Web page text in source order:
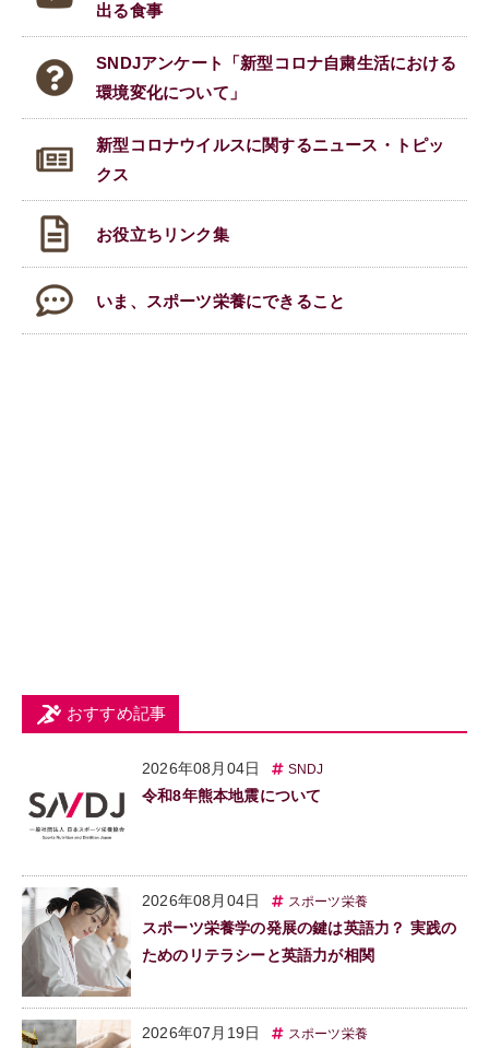
出る食事
SNDJアンケート「新型コロナ自粛生活における
環境変化について」
新型コロナウイルスに関するニュース・トピッ
クス
お役立ちリンク集
いま、スポーツ栄養にできること
おすすめ記事
2026年08月04日 SNDJ
令和8年熊本地震について
2026年08月04日 スポーツ栄養
スポーツ栄養学の発展の鍵は英語力？ 実践の
ためのリテラシーと英語力が相関
2026年07月19日 スポーツ栄養